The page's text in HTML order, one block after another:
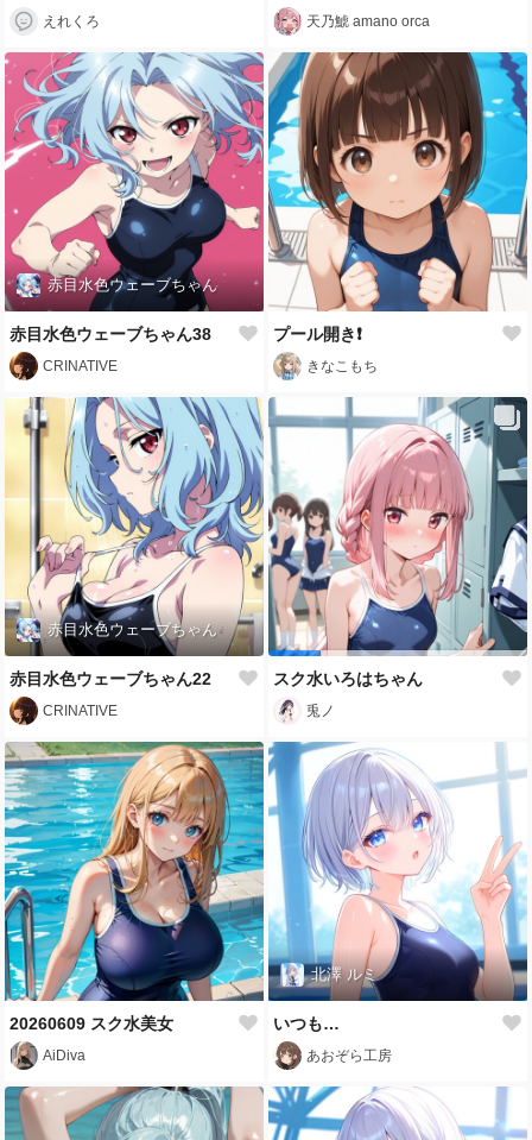
えれくろ 天乃鯱 amano orca
赤目水色ウェーブちゃん
赤目水色ウェーブちゃん38
CRINATIVE
プール開き❗️
きなこもち
赤目水色ウェーブちゃん
赤目水色ウェーブちゃん22
CRINATIVE
スク水いろはちゃん
兎ノ
20260609 スク水美女
AiDiva
北澤 ルミ
いつも…
あおぞら工房